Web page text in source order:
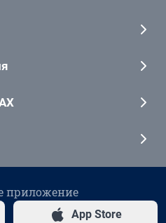
приложение
App Store